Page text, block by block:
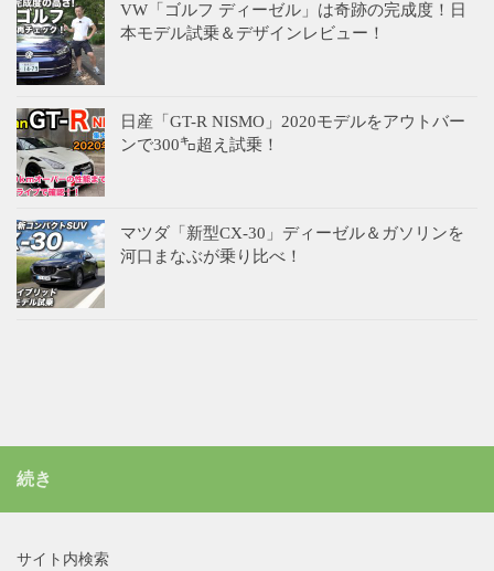
VW「ゴルフ ディーゼル」は奇跡の完成度！日
本モデル試乗＆デザインレビュー！
日産「GT-R NISMO」2020モデルをアウトバー
ンで300㌔超え試乗！
マツダ「新型CX-30」ディーゼル＆ガソリンを
河口まなぶが乗り比べ！
続き
サイト内検索